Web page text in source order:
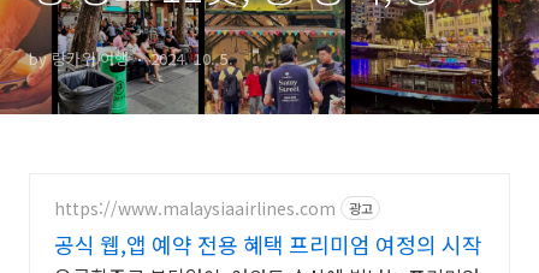
시내 교통 정보
by 랑카위 여행 2024. 10. 5.
https://www.malaysiaairlines.com 광고
공식 웹,앱 예약 전용 혜택 프리미엄 여정의 시작